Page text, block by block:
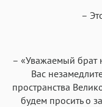
–
– «Уважаемый брат
Вас
пространства
будем просить о